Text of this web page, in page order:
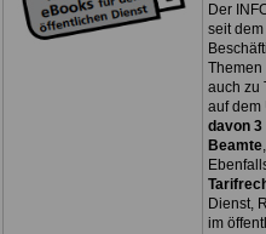
Der
seit
Themen
auch zu
auf dem
davon 3
Beamte
Dienst,
im